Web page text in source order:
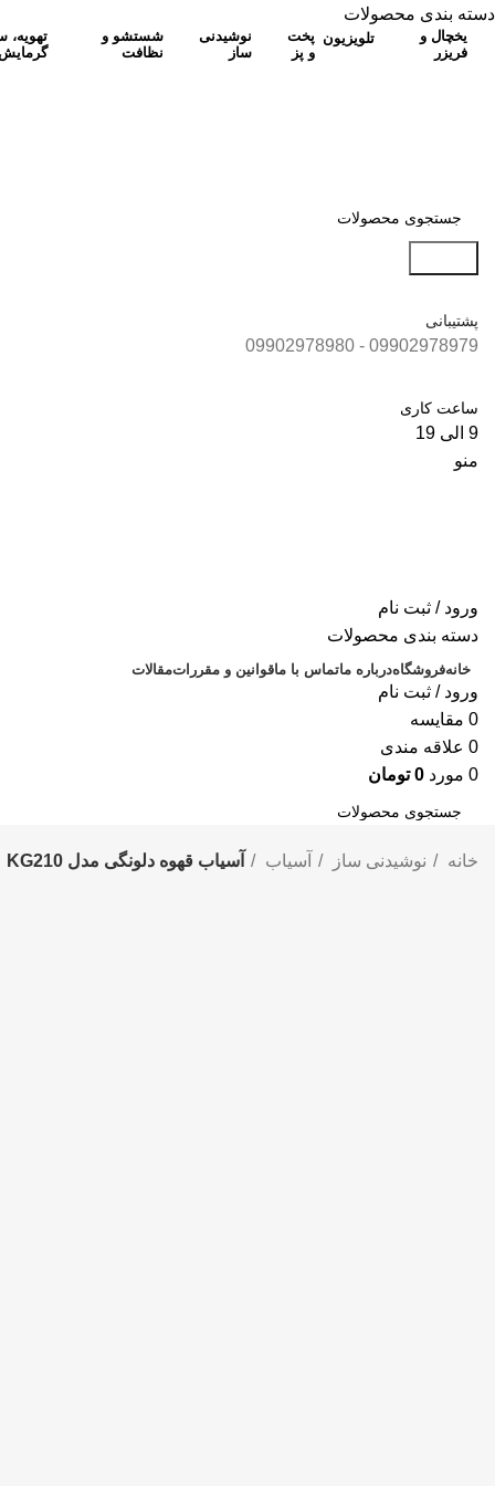
دسته بندی محصولات
یخچال و
فریزر
تلویزیون پخت
و پز
نوشیدنی
ساز
شستشو و
نظافت
گرمایش
پشتیبانی
09902978979 - 09902978980
ساعت کاری
9 الی 19
منو
ورود / ثبت نام
دسته بندی محصولات
خانهفروشگاهدرباره ماتماس با ماقوانین و مقرراتمقالات
ورود / ثبت نام
0 مقايسه
0 علاقه مندی
0 مورد 0 تومان
جستجوخانه نوشیدنی ساز آسیاب آسیاب قهوه دلونگی مدل KG210